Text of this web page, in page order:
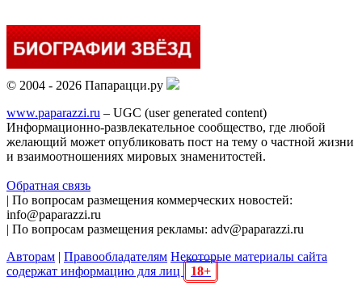
© 2004 - 2026 Папарацци.ру
www.paparazzi.ru – UGC (user generated content)
Информационно-развлекательное сообщество, где любой
желающий может опубликовать пост на тему о частной жизни
и взаимоотношениях мировых знаменитостей.
Обратная связь
| По вопросам размещения коммерческих новостей:
info@paparazzi.ru
| По вопросам размещения рекламы: adv@paparazzi.ru
Авторам | Правообладателям Некоторые материалы сайта
содержат информацию для лиц
18+